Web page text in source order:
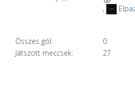
,
Összes gól:
0
Játszott meccsek:
27